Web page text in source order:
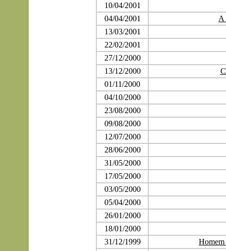
10/04/2001
04/04/2001
A
13/03/2001
22/02/2001
27/12/2000
13/12/2000
01/11/2000
04/10/2000
23/08/2000
09/08/2000
12/07/2000
28/06/2000
31/05/2000
17/05/2000
03/05/2000
05/04/2000
26/01/2000
18/01/2000
31/12/1999
Homem